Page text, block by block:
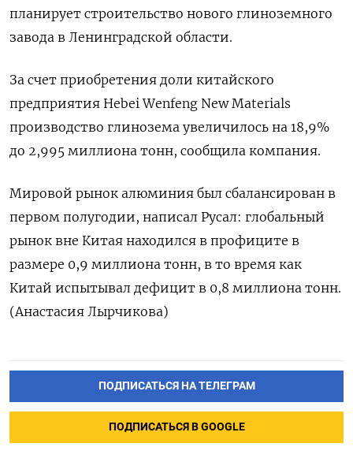
планирует строительство нового глиноземного
завода в Ленинградской области.
За счет приобретения доли китайского
предприятия Hebei Wenfeng New Materials
производство глинозема увеличилось на 18,9%
до 2,995 миллиона тонн, сообщила компания.
Мировой рынок алюминия был сбалансирован в
первом полугодии, написал Русал: глобальный
рынок вне Китая находился в профиците в
размере 0,9 миллиона тонн, в то время как
Китай испытывал дефицит в 0,8 миллиона тонн.
(Анастасия Лырчикова)
ПОДПИСАТЬСЯ НА ТЕЛЕГРАМ
ПОДПИСАТЬСЯ В GOOGLE